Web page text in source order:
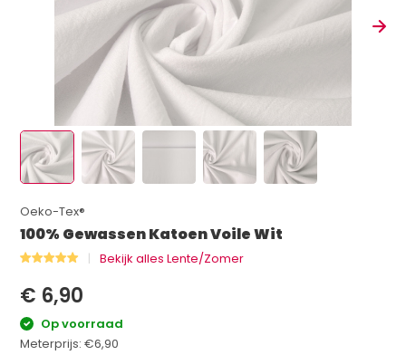
Oeko-Tex®
100% Gewassen Katoen Voile Wit
Bekijk alles Lente/Zomer
€ 6,90
Op voorraad
Meterprijs:€6,90